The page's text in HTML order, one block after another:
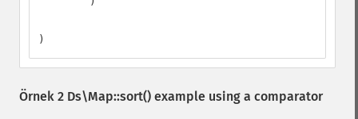
)
Örnek 2 Ds\Map::sort() example using a comparator